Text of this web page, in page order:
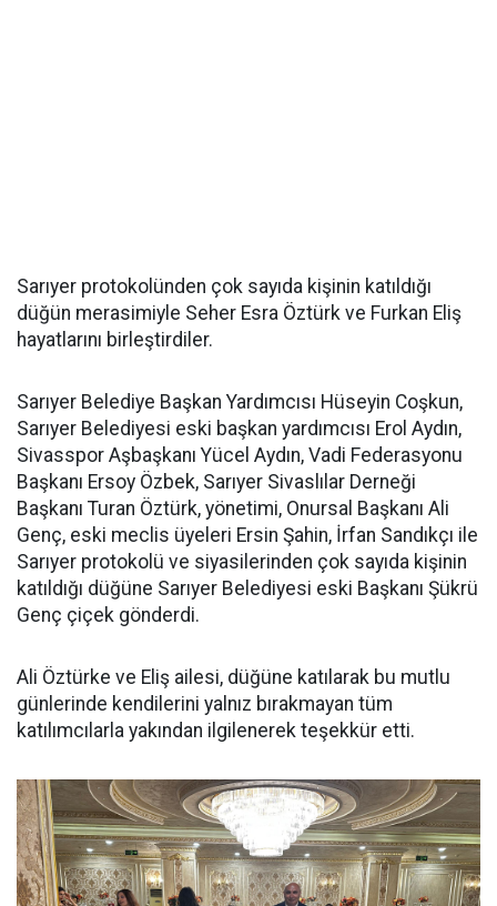
Sarıyer protokolünden çok sayıda kişinin katıldığı
düğün merasimiyle Seher Esra Öztürk ve Furkan Eliş
hayatlarını birleştirdiler.
Sarıyer Belediye Başkan Yardımcısı Hüseyin Coşkun,
Sarıyer Belediyesi eski başkan yardımcısı Erol Aydın,
Sivasspor Aşbaşkanı Yücel Aydın, Vadi Federasyonu
Başkanı Ersoy Özbek, Sarıyer Sivaslılar Derneği
Başkanı Turan Öztürk, yönetimi, Onursal Başkanı Ali
Genç, eski meclis üyeleri Ersin Şahin, İrfan Sandıkçı ile
Sarıyer protokolü ve siyasilerinden çok sayıda kişinin
katıldığı düğüne Sarıyer Belediyesi eski Başkanı Şükrü
Genç çiçek gönderdi.
Ali Öztürke ve Eliş ailesi, düğüne katılarak bu mutlu
günlerinde kendilerini yalnız bırakmayan tüm
katılımcılarla yakından ilgilenerek teşekkür etti.